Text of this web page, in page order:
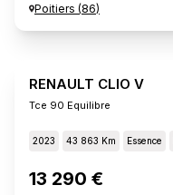
Poitiers (86)
RENAULT CLIO V
Tce 90 Equilibre
2023 43 863 Km Essence
13 290 €